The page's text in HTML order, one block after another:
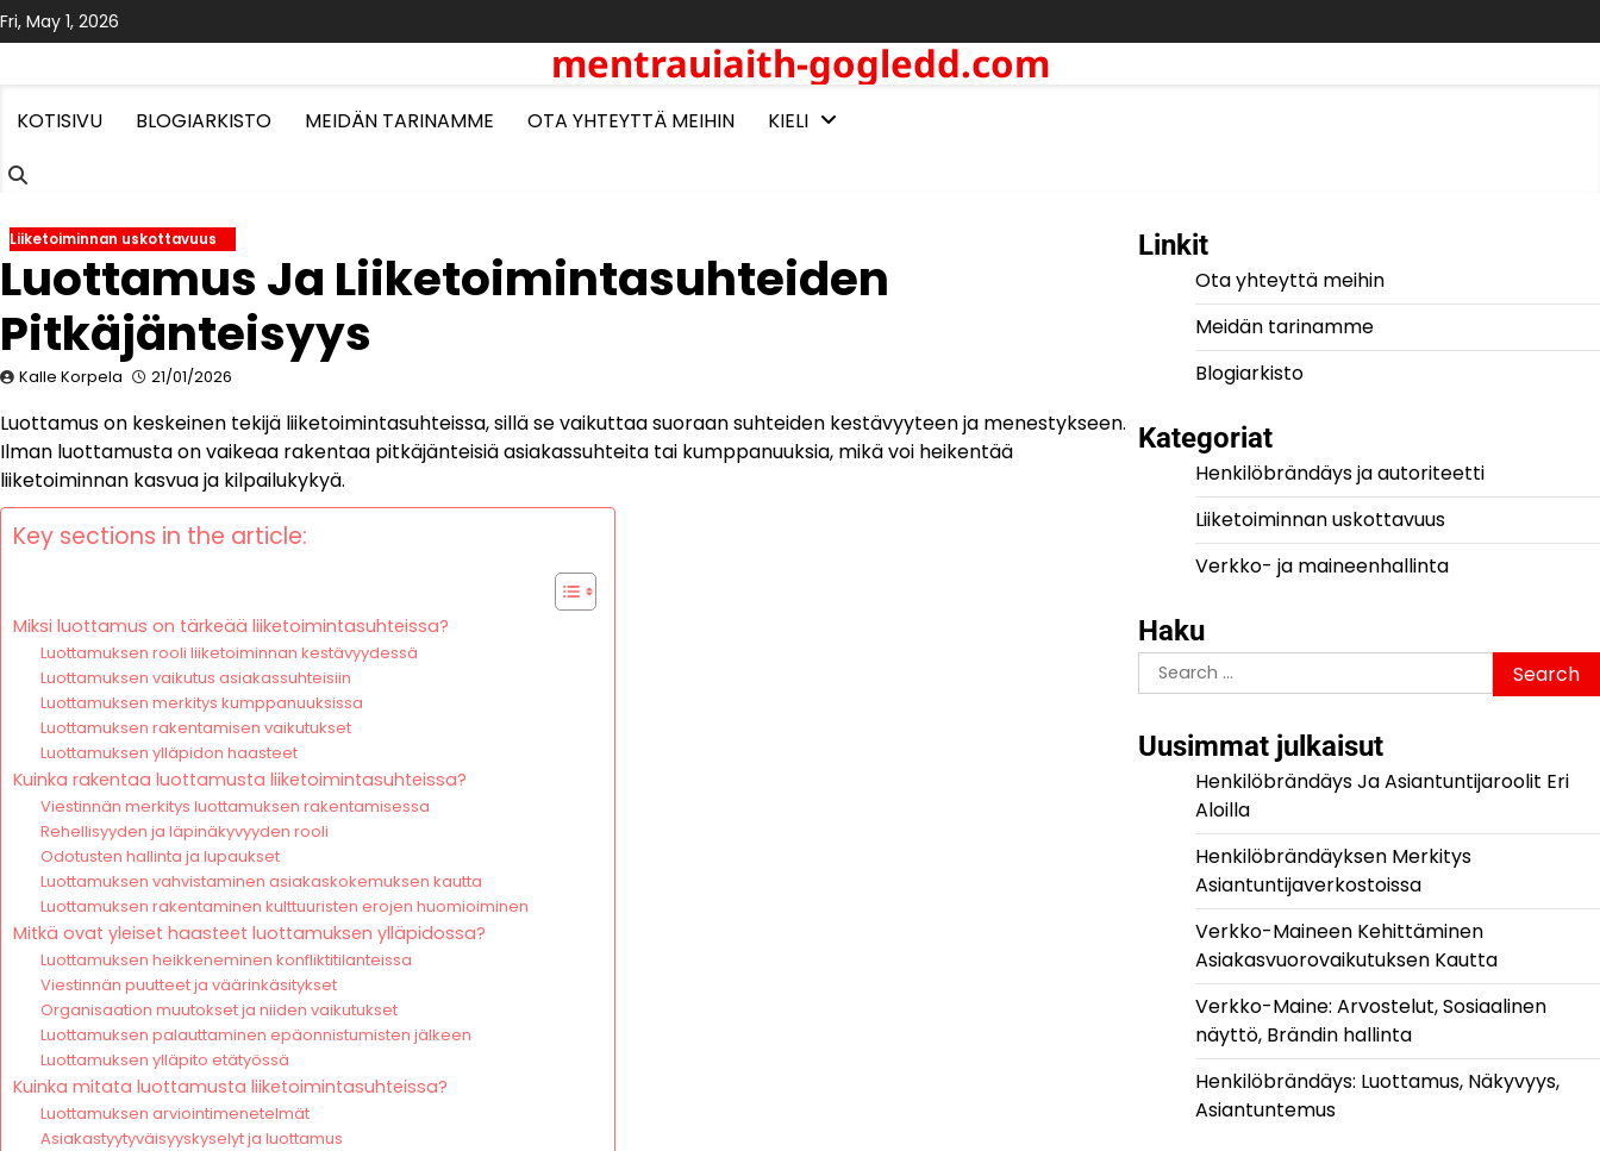
Skip
to
Fri, May 1, 2026
mentrauiaith-gogledd.com
KOTISIVU BLOGIARKISTO MEIDÄN TARINAMME OTA YHTEYTTÄ MEIHIN KIELI
Liiketoiminnan uskottavuus
Luottamus Ja Liiketoimintasuhteiden
Pitkäjänteisyys
Kalle Korpela 21/01/2026
Luottamus on keskeinen tekijä liiketoimintasuhteissa, sillä se vaikuttaa suoraan suhteiden kestävyyteen ja menestykseen.
Ilman luottamusta on vaikeaa rakentaa pitkäjänteisiä asiakassuhteita tai kumppanuuksia, mikä voi heikentää
liiketoiminnan kasvua ja kilpailukykyä.
Key sections in the article:
Miksi luottamus on tärkeää liiketoimintasuhteissa?
Luottamuksen rooli liiketoiminnan kestävyydessä
Luottamuksen vaikutus asiakassuhteisiin
Luottamuksen merkitys kumppanuuksissa
Luottamuksen rakentamisen vaikutukset
Luottamuksen ylläpidon haasteet
Kuinka rakentaa luottamusta liiketoimintasuhteissa?
Viestinnän merkitys luottamuksen rakentamisessa
Rehellisyyden ja läpinäkyvyyden rooli
Odotusten hallinta ja lupaukset
Luottamuksen vahvistaminen asiakaskokemuksen kautta
Luottamuksen rakentaminen kulttuuristen erojen huomioiminen
Mitkä ovat yleiset haasteet luottamuksen ylläpidossa?
Luottamuksen heikkeneminen konfliktitilanteissa
Viestinnän puutteet ja väärinkäsitykset
Organisaation muutokset ja niiden vaikutukset
Luottamuksen palauttaminen epäonnistumisten jälkeen
Luottamuksen ylläpito etätyössä
Kuinka mitata luottamusta liiketoimintasuhteissa?
Luottamuksen arviointimenetelmät
Asiakastyytyväisyyskyselyt ja luottamus
Linkit
Ota yhteyttä meihin
Meidän tarinamme
Blogiarkisto
Kategoriat
Henkilöbrändäys ja autoriteetti
Liiketoiminnan uskottavuus
Verkko- ja maineenhallinta
Haku
Search
for:
Uusimmat julkaisut
Henkilöbrändäys Ja Asiantuntijaroolit Eri
Aloilla
Henkilöbrändäyksen Merkitys
Asiantuntijaverkostoissa
Verkko-Maineen Kehittäminen
Asiakasvuorovaikutuksen Kautta
Verkko-Maine: Arvostelut, Sosiaalinen
näyttö, Brändin hallinta
Henkilöbrändäys: Luottamus, Näkyvyys,
Asiantuntemus